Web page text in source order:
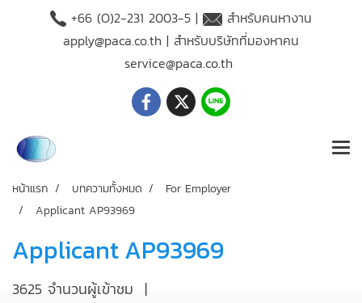
+66 (O)2-231 2003-5 |
สำหรับคนหางาน
apply@paca.co.th | สำหรับบริษัทที่มองหาคน
service@paca.co.th
หน้าแรก บทความทั้งหมด
For Employer
Applicant AP93969
Applicant AP93969
3625 จำนวนผู้เข้าชม |